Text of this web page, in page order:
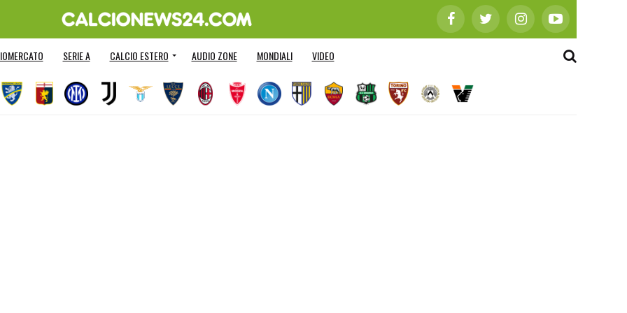
SERIE A CALCIO ESTERO AUDIO ZONE MONDIALI VIDEO